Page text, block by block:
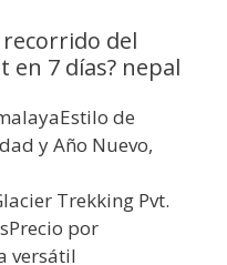
del
en 7 días? nepal
de
y Año Nuevo,
Trekking Pvt.
por
versátil